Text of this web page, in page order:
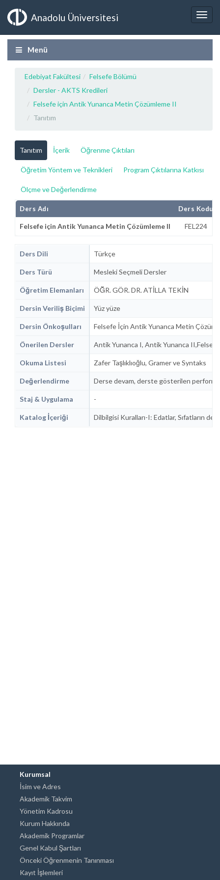
Anadolu Üniversitesi
Menü
Edebiyat Fakültesi
Felsefe Bölümü
Dersler - AKTS Kredileri
Felsefe için Antik Yunanca Metin Çözümleme II
Tanıtım
Tanıtım İçerik Öğrenme Çıktıları
Öğretim Yöntem ve Teknikleri Program Çıktılarına Katkısı
Ölçme ve Değerlendirme
Ders Adı Ders Kodu
Felsefe için Antik Yunanca Metin Çözümleme II FEL224
Ders Dili Türkçe
Ders Türü Mesleki Seçmeli Dersler
Öğretim Elemanları ÖĞR. GÖR. DR. ATİLLA TEKİN
Dersin Veriliş Biçimi Yüz yüze
Dersin Önkoşulları Felsefe İçin Antik Yunanca Metin
Önerilen Dersler Antik Yunanca I, Antik Yunanca
Okuma Listesi Zafer Taşlıklıoğlu, Gramer ve Syntaks
Değerlendirme Derse devam, derste gösterilen
Staj & Uygulama -
Katalog İçeriği Dilbilgisi Kuralları-I: Edatlar, Sıfatların
Kurumsal
İsim ve Adres
Akademik Takvim
Yönetim Kadrosu
Kurum Hakkında
Akademik Programlar
Genel Kabul Şartları
Önceki Öğrenmenin Tanınması
Kayıt İşlemleri